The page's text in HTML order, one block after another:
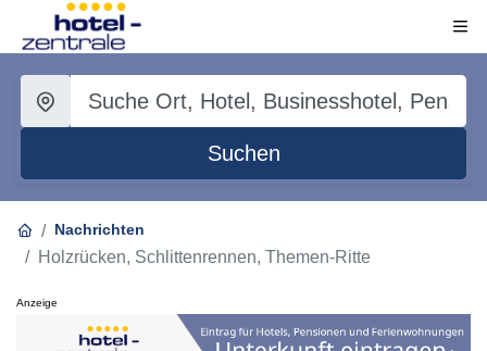
Suchen
Nachrichten
Holzrücken, Schlittenrennen, Themen-Ritte
Anzeige